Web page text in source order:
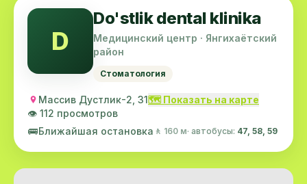
D
Do'stlik dental klinika
Медицинский центр · Янгихаётский
район
Стоматология
Массив Дустлик-2, 31🗺️ Показать на карте
👁️ 112 просмотров
🚌Ближайшая остановка 🚶 160 м· автобусы: 47, 58, 59